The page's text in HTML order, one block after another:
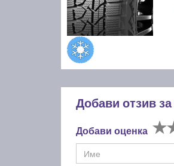
Добави отзив за
Добави оценка